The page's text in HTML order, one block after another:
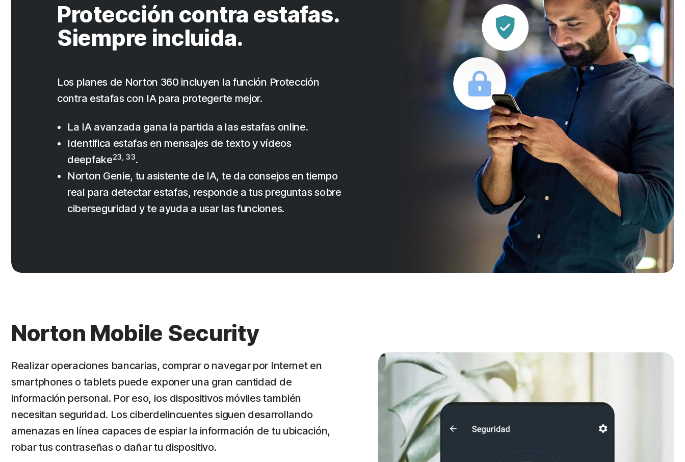
Protección contra estafas.
Siempre incluida.
Los planes de Norton 360 incluyen la función Protección
contra estafas con IA para protegerte mejor.
La IA avanzada gana la partida a las estafas online.
Identifica estafas en mensajes de texto y vídeos
deepfake23, 33.
Norton Genie, tu asistente de IA, te da consejos en tiempo
real para detectar estafas, responde a tus preguntas sobre
ciberseguridad y te ayuda a usar las funciones.
Norton Mobile Security
Realizar operaciones bancarias, comprar o navegar por Internet en
smartphones o tablets puede exponer una gran cantidad de
información personal. Por eso, los dispositivos móviles también
necesitan seguridad. Los ciberdelincuentes siguen desarrollando
amenazas en línea capaces de espiar la información de tu ubicación,
robar tus contraseñas o dañar tu dispositivo.